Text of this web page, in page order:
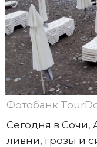
Фотобанк
Сегодня в Сочи,
ливни, грозы и